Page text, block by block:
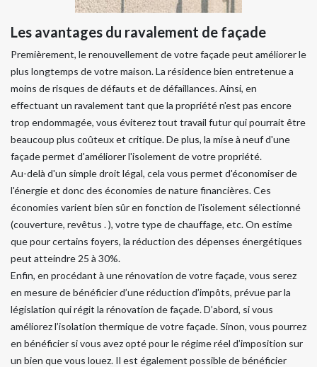
Les avantages du ravalement de façade
Premièrement, le renouvellement de votre façade peut améliorer le
plus longtemps de votre maison. La résidence bien entretenue a
moins de risques de défauts et de défaillances. Ainsi, en
effectuant un ravalement tant que la propriété n'est pas encore
trop endommagée, vous éviterez tout travail futur qui pourrait être
beaucoup plus coûteux et critique. De plus, la mise à neuf d'une
façade permet d'améliorer l'isolement de votre propriété.
Au-delà d'un simple droit légal, cela vous permet d'économiser de
l'énergie et donc des économies de nature financières. Ces
économies varient bien sûr en fonction de l'isolement sélectionné
(couverture, revêtus . ), votre type de chauffage, etc. On estime
que pour certains foyers, la réduction des dépenses énergétiques
peut atteindre 25 à 30%.
Enfin, en procédant à une rénovation de votre façade, vous serez
en mesure de bénéficier d’une réduction d’impôts, prévue par la
législation qui régit la rénovation de façade. D’abord, si vous
améliorez l’isolation thermique de votre façade. Sinon, vous pourrez
en bénéficier si vous avez opté pour le régime réel d’imposition sur
un bien que vous louez. Il est également possible de bénéficier